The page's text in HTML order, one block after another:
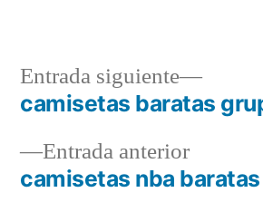
Navegación
deEntrada anteriorEntrada
anterior:
camisetas nba
Entrada siguiente
Entrada
camisetas baratas